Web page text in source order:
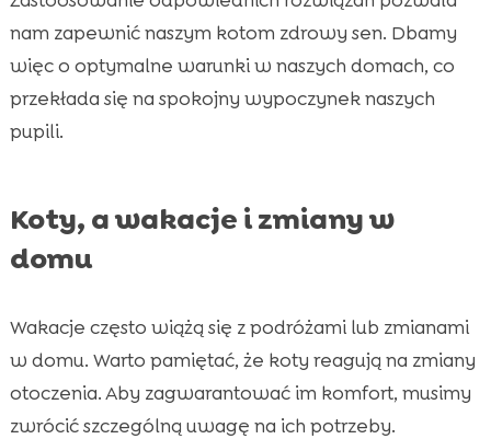
nam zapewnić naszym kotom zdrowy sen. Dbamy
więc o optymalne warunki w naszych domach, co
przekłada się na spokojny wypoczynek naszych
pupili.
Koty, a wakacje i zmiany w
domu
Wakacje często wiążą się z podróżami lub zmianami
w domu. Warto pamiętać, że koty reagują na zmiany
otoczenia. Aby zagwarantować im komfort, musimy
zwrócić szczególną uwagę na ich potrzeby.